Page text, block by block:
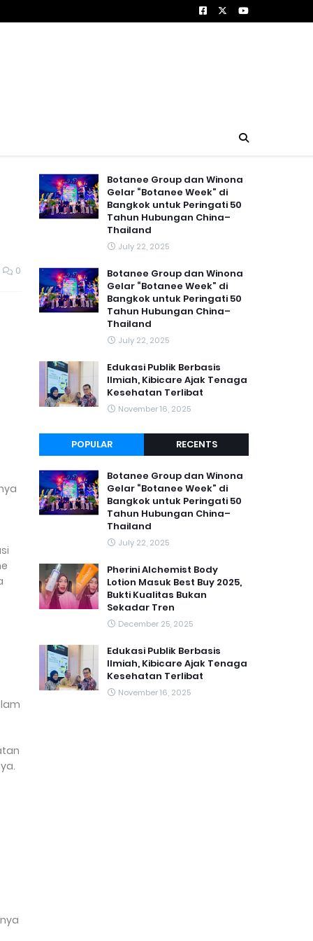
0
Botanee Group dan Winona
Gelar “Botanee Week” di
Bangkok untuk Peringati 50
Tahun Hubungan China–
Thailand
July 22, 2025
Botanee Group dan Winona
Gelar “Botanee Week” di
Bangkok untuk Peringati 50
Tahun Hubungan China–
Thailand
July 22, 2025
Edukasi Publik Berbasis
Ilmiah, Kibicare Ajak Tenaga
Kesehatan Terlibat
November 16, 2025
POPULAR RECENTS
Botanee Group dan Winona
Gelar “Botanee Week” di
Bangkok untuk Peringati 50
Tahun Hubungan China–
Thailand
July 22, 2025
Pherini Alchemist Body
Lotion Masuk Best Buy 2025,
Bukti Kualitas Bukan
Sekadar Tren
December 25, 2025
Edukasi Publik Berbasis
Ilmiah, Kibicare Ajak Tenaga
Kesehatan Terlibat
November 16, 2025